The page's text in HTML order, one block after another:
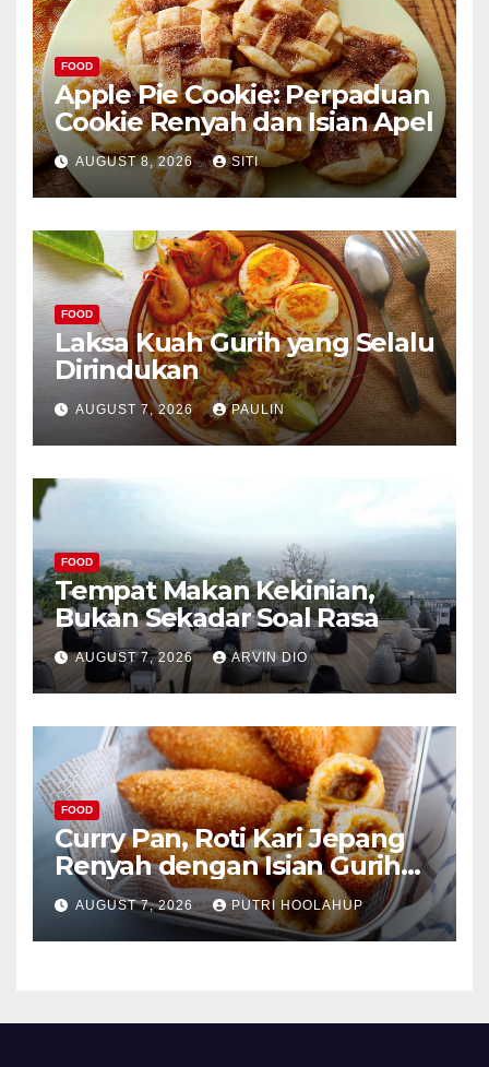
FOOD
Apple Pie Cookie: Perpaduan
Cookie Renyah dan Isian Apel
AUGUST 8, 2026 SITI
FOOD
Laksa Kuah Gurih yang Selalu
Dirindukan
AUGUST 7, 2026 PAULIN
FOOD
Tempat Makan Kekinian,
Bukan Sekadar Soal Rasa
AUGUST 7, 2026 ARVIN DIO
FOOD
Curry Pan, Roti Kari Jepang
Renyah dengan Isian Gurih
Menggoda
AUGUST 7, 2026 PUTRI HOOLAHUP